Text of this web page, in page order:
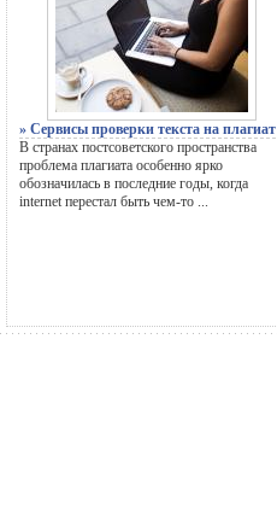
» Сервисы проверки текста на плагиат
В странах постсоветского пространства
проблема плагиата особенно ярко
обозначилась в последние годы, когда
internet перестал быть чем-то ...